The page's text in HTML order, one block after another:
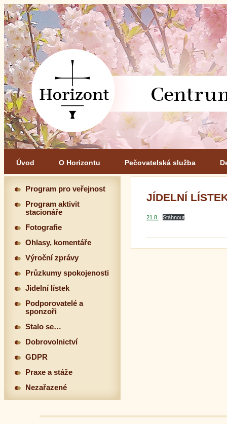
Úvod O Horizontu Pečovatelská služba
JÍDELNÍ
21.8. Stáhnout
Program pro veřejnost
Program aktivit
stacionáře
Fotografie
Ohlasy, komentáře
Výroční zprávy
Průzkumy spokojenosti
Jidelní lístek
Podporovatelé a
sponzoři
Stalo se…
Dobrovolnictví
GDPR
Praxe a stáže
Nezařazené